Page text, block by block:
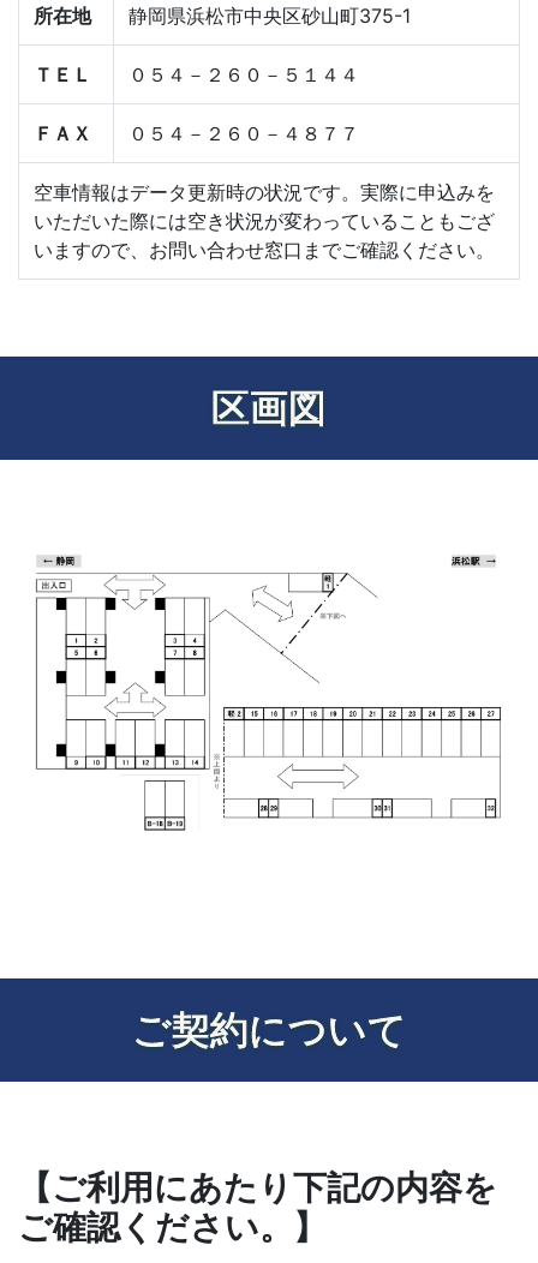
所在地 静岡県浜松市中央区砂山町375-1
ＴＥＬ ０５４－２６０－５１４４
ＦＡＸ ０５４－２６０－４８７７
空車情報はデータ更新時の状況です。実際に申込みを
いただいた際には空き状況が変わっていることもござ
いますので、お問い合わせ窓口までご確認ください。
区画図
ご契約について
【ご利用にあたり下記の内容を
ご確認ください。】